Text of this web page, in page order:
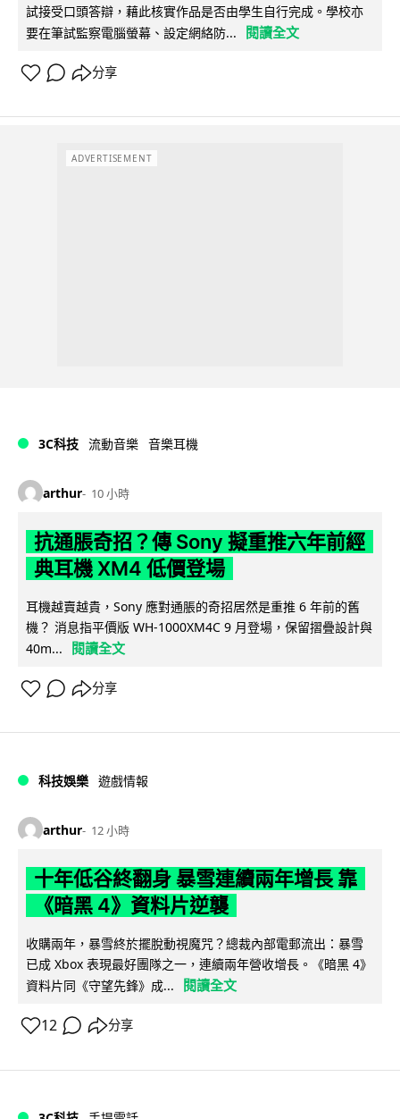
試接受口頭答辯，藉此核實作品是否由學生自行完成。學校亦
要在筆試監察電腦螢幕、設定網絡防...
閱讀全文
分享
ADVERTISEMENT
3C科技 流動音樂 音樂耳機
arthur 10 小時
抗通脹奇招？傳 Sony 擬重推六年前經
典耳機 XM4 低價登場
耳機越賣越貴，Sony 應對通脹的奇招居然是重推 6 年前的舊
機？ 消息指平價版 WH-1000XM4C 9 月登場，保留摺疊設計與
40m...
閱讀全文
分享
科技娛樂 遊戲情報
arthur 12 小時
十年低谷終翻身 暴雪連續兩年增長 靠
《暗黑 4》資料片逆襲
收購兩年，暴雪終於擺脫動視魔咒？總裁內部電郵流出：暴雪
已成 Xbox 表現最好團隊之一，連續兩年營收增長。《暗黑 4》
資料片同《守望先鋒》成...
閱讀全文
12 分享